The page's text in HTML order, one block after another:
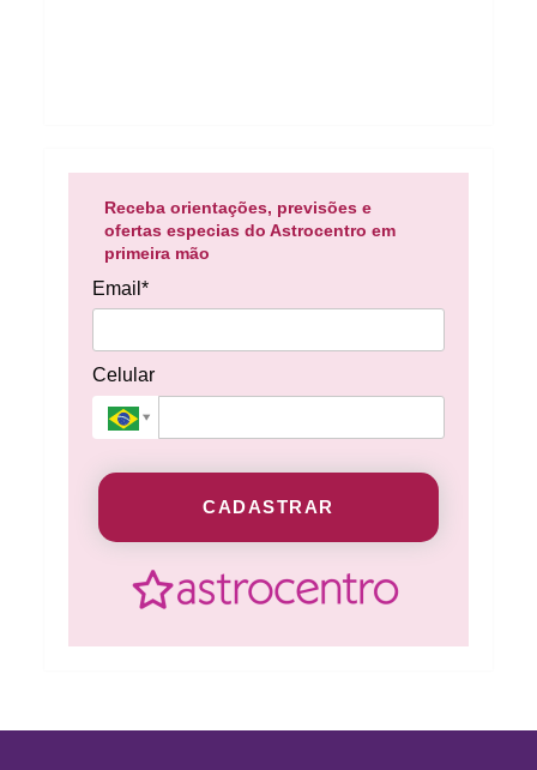
Receba orientações, previsões e
ofertas especias do Astrocentro em
primeira mão
Email*
Celular
CADASTRAR